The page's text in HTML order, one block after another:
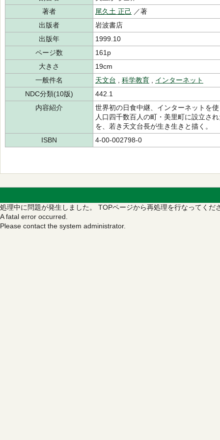
著者
尾久土 正己 ／著
出版者
岩波書店
出版年
1999.10
ページ数
161p
大きさ
19cm
一般件名
天文台 科学教育
インターネット
NDC分類(10版)
442.1
内容紹介
世界初の日食中継、インターネットを
人口四千数百人の町・美里町に設立さ
を、若き天文台長が生き生きと描く。
ISBN
4-00-002798-0
処理中に問題が発生しました。 TOPページから再処理を行なってくだ
A fatal error occurred.
Please contact the system administrator.